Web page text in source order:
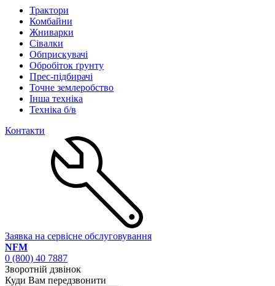
Трактори
Комбайни
Жниварки
Сівалки
Обприскувачі
Обробіток ґрунту
Прес-підбирачі
Точне землеробство
Інша техніка
Техніка б/в
Контакти
Заявка на сервісне обслуговування
NFM
0 (800) 40 7887
Зворотній дзвінок
Куди Вам передзвонити